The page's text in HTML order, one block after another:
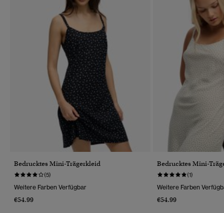
Bedrucktes Mini-Trägerkleid
(5)
Weitere Farben Verfügbar
€54.99
Bedrucktes Mini-
(1)
Weitere Farben
€54.99